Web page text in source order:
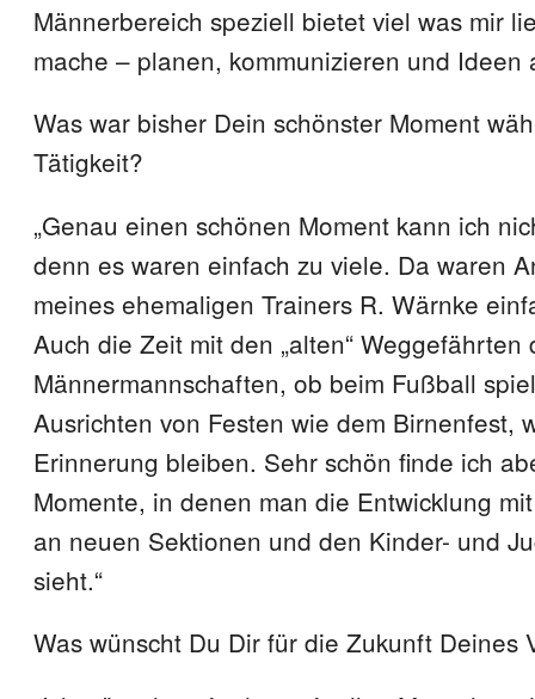
Männerbereich speziell bietet viel was mir
mache – planen, kommunizieren und Ideen
Was war bisher Dein schönster Moment
Tätigkeit?
„Genau einen schönen Moment kann ich
denn es waren einfach zu viele. Da waren
meines ehemaligen Trainers R. Wärnke
Auch die Zeit mit den „alten“
Männermannschaften, ob beim Fußball
Ausrichten von Festen wie dem Birnenfest,
Erinnerung bleiben. Sehr schön finde ich
Momente, in denen man die Entwicklung
an neuen Sektionen und den Kinder- und
sieht.“
Was wünscht Du Dir für die Zukunft Deines